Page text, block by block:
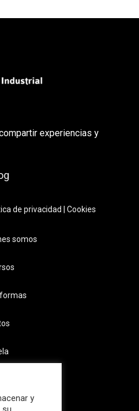
experiencias y
de privacidad |Cookies
somos
y